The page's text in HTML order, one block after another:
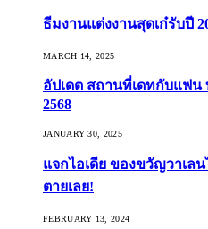
ธีมงานแต่งงานสุดเก๋รับปี
MARCH 14, 2025
อัปเดต สถานที่เดทกับแฟ
2568
JANUARY 30, 2025
แจกไอเดีย ของขวัญวาเล
ตายเลย!
FEBRUARY 13, 2024